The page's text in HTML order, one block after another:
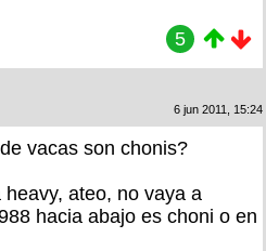
5
6 jun 2011, 15:24
vacas son chonis?
ateo, no vaya a
hacia abajo es choni o en